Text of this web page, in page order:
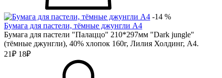
-14 %
Бумага для пастели, тёмные джунгли А4
Бумага для пастели "Палаццо" 210*297мм "Dark jungle"
(тёмные джунгли), 40% хлопок 160г, Лилия Холдинг, А4.
21₽ 18₽